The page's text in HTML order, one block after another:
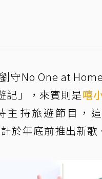
守No One at
記」，來賓則是嘻
主持旅遊節目，
於年底前推出新歌